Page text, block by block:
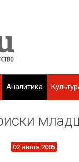
Аналитика
02 июля 2005